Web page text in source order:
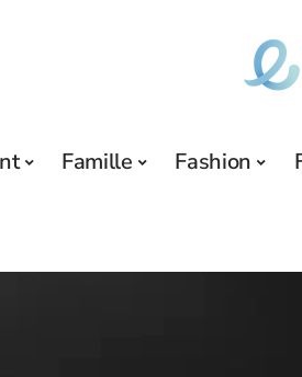
Famille Fashion